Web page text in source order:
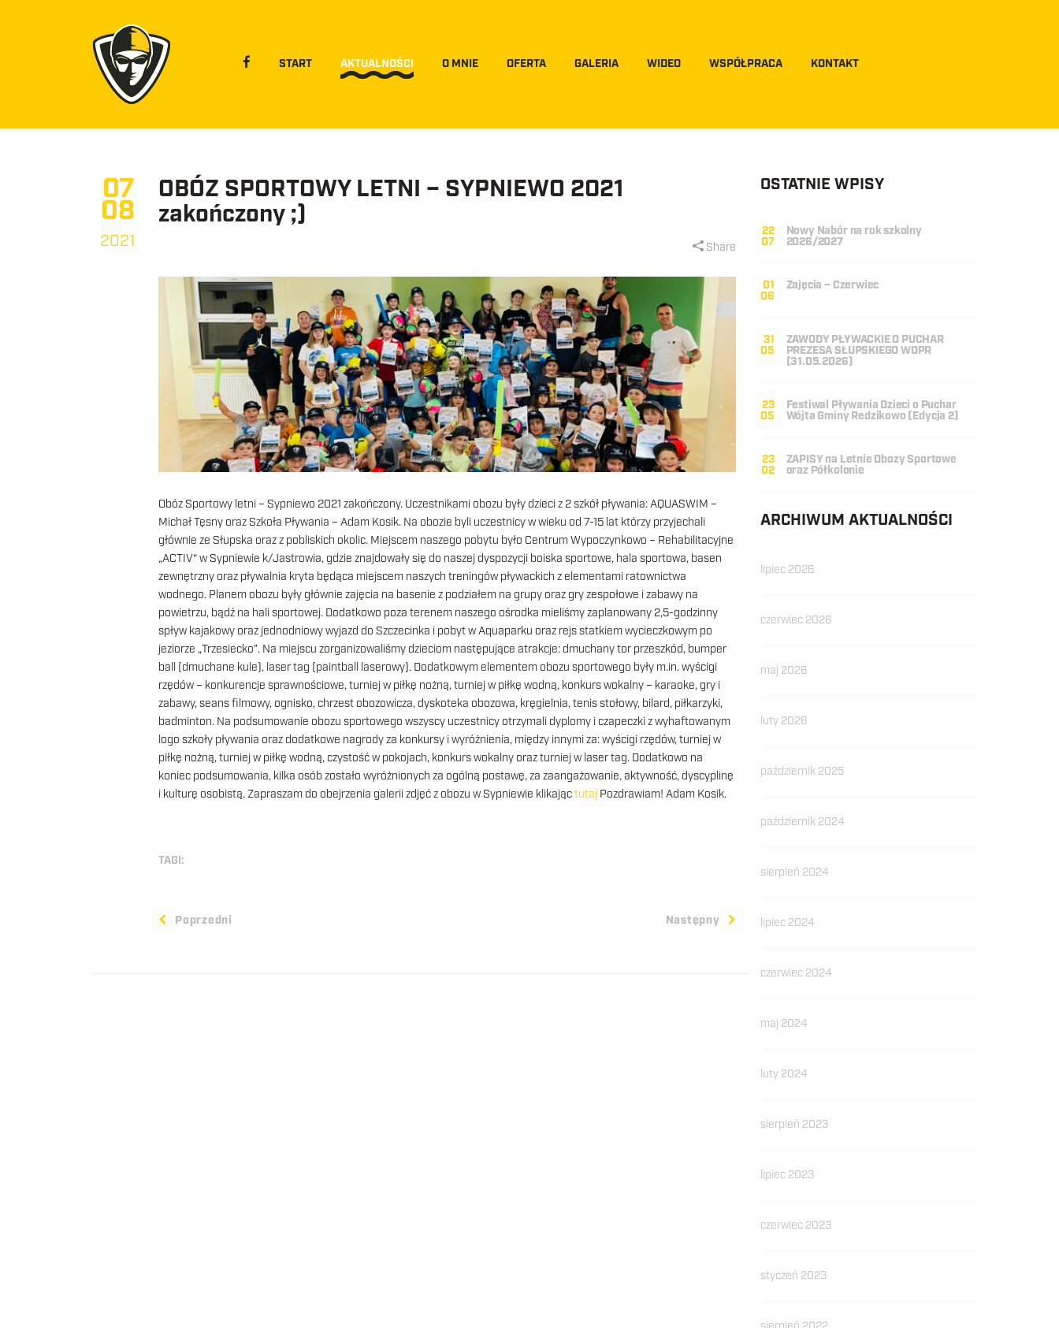
START AKTUALNOŚCI O MNIE OFERTA GALERIA WIDEO WSPÓŁPRACA KONTAKT
07
08
2021
OBÓZ SPORTOWY LETNI – SYPNIEWO 2021
zakończony ;)
Share
Obóz Sportowy letni – Sypniewo 2021 zakończony. Uczestnikami obozu były dzieci z 2 szkół pływania: AQUASWIM –
Michał Tęsny oraz Szkoła Pływania – Adam Kosik. Na obozie byli uczestnicy w wieku od 7-15 lat którzy przyjechali
głównie ze Słupska oraz z pobliskich okolic. Miejscem naszego pobytu było Centrum Wypoczynkowo – Rehabilitacyjne
„ACTIV“ w Sypniewie k/Jastrowia, gdzie znajdowały się do naszej dyspozycji boiska sportowe, hala sportowa, basen
zewnętrzny oraz pływalnia kryta będąca miejscem naszych treningów pływackich z elementami ratownictwa
wodnego. Planem obozu były głównie zajęcia na basenie z podziałem na grupy oraz gry zespołowe i zabawy na
powietrzu, bądź na hali sportowej. Dodatkowo poza terenem naszego ośrodka mieliśmy zaplanowany 2,5-godzinny
spływ kajakowy oraz jednodniowy wyjazd do Szczecinka i pobyt w Aquaparku oraz rejs statkiem wycieczkowym po
jeziorze „Trzesiecko”. Na miejscu zorganizowaliśmy dzieciom następujące atrakcje: dmuchany tor przeszkód, bumper
ball (dmuchane kule), laser tag (paintball laserowy). Dodatkowym elementem obozu sportowego były m.in. wyścigi
rzędów – konkurencje sprawnościowe, turniej w piłkę nożną, turniej w piłkę wodną, konkurs wokalny – karaoke, gry i
zabawy, seans filmowy, ognisko, chrzest obozowicza, dyskoteka obozowa, kręgielnia, tenis stołowy, bilard, piłkarzyki,
badminton. Na podsumowanie obozu sportowego wszyscy uczestnicy otrzymali dyplomy i czapeczki z wyhaftowanym
logo szkoły pływania oraz dodatkowe nagrody za konkursy i wyróżnienia, między innymi za: wyścigi rzędów, turniej w
piłkę nożną, turniej w piłkę wodną, czystość w pokojach, konkurs wokalny oraz turniej w laser tag. Dodatkowo na
koniec podsumowania, kilka osób zostało wyróżnionych za ogólną postawę, za zaangażowanie, aktywność, dyscyplinę
i kulturę osobistą. Zapraszam do obejrzenia galerii zdjęć z obozu w Sypniewie klikająctutaj Pozdrawiam! Adam Kosik.
TAGI:
Następny
Poprzedni
OSTATNIE WPISY
22
07
Nowy Nabór na rok szkolny
2026/2027
01
06
Zajęcia – Czerwiec
31
05
ZAWODY PŁYWACKIE O PUCHAR
PREZESA SŁUPSKIEGO WOPR
(31.05.2026)
23
05
Festiwal Pływania Dzieci o Puchar
Wójta Gminy Redzikowo (Edycja 2)
23
02
ZAPISY na Letnie Obozy Sportowe
oraz Półkolonie
ARCHIWUM AKTUALNOŚCI
lipiec 2026
czerwiec 2026
maj 2026
luty 2026
październik 2025
październik 2024
sierpień 2024
lipiec 2024
czerwiec 2024
maj 2024
luty 2024
sierpień 2023
lipiec 2023
czerwiec 2023
styczeń 2023